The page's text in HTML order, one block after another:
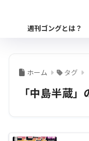
週刊ゴングとは？
ホーム タグ
「中島半蔵